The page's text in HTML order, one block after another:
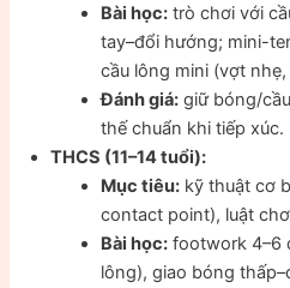
Bài học: trò chơi với
tay–đổi hướng; mini-
cầu lông mini (vợt
Đánh giá: giữ bóng/
thế chuẩn khi tiếp xúc.
THCS (11–14 tuổi):
Mục tiêu: kỹ thuật cơ
contact point), luật
Bài học: footwork 4–6
lông), giao bóng